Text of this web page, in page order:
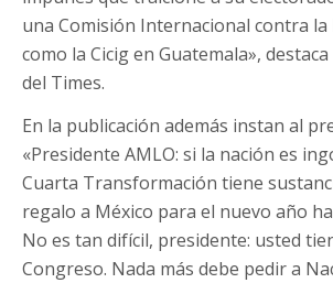
una Comisión Internacional contra la
como la Cicig en Guatemala»,
del Times.
En la publicación además instan al
«Presidente AMLO: si la nación es
Cuarta Transformación tiene
regalo a México para el nuevo año
No es tan difícil, presidente: usted
Congreso. Nada más debe pedir a